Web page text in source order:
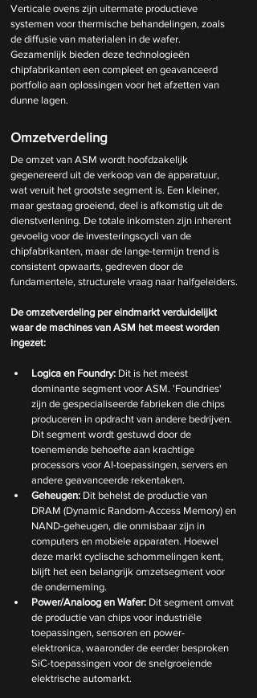
Verticale ovens zijn uitermate productieve
systemen voor thermische behandelingen, zoals
de diffusie van materialen in de wafer.
Gezamenlijk bieden deze technologieën
chipfabrikanten een compleet en geavanceerd
portfolio aan oplossingen voor het afzetten van
dunne lagen.
Omzetverdeling
De omzet van ASM wordt hoofdzakelijk
gegenereerd uit de verkoop van de apparatuur,
wat veruit het grootste segment is. Een kleiner,
maar gestaag groeiend, deel is afkomstig uit de
dienstverlening. De totale inkomsten zijn inherent
gevoelig voor de investeringscycli van de
chipfabrikanten, maar de lange-termijn trend is
consistent opwaarts, gedreven door de
fundamentele, structurele vraag naar halfgeleiders.
De omzetverdeling per eindmarkt verduidelijkt
waar de machines van ASM het meest worden
ingezet:
Logica en Foundry: Dit is het meest
dominante segment voor ASM. 'Foundries'
zijn de gespecialiseerde fabrieken die chips
produceren in opdracht van andere bedrijven.
Dit segment wordt gestuwd door de
toenemende behoefte aan krachtige
processors voor AI-toepassingen, servers en
andere geavanceerde rekentaken.
Geheugen: Dit behelst de productie van
DRAM (Dynamic Random-Access Memory) en
NAND-geheugen, die onmisbaar zijn in
computers en mobiele apparaten. Hoewel
deze markt cyclische schommelingen kent,
blijft het een belangrijk omzetsegment voor
de onderneming.
Power/Analoog en Wafer: Dit segment omvat
de productie van chips voor industriële
toepassingen, sensoren en power-
elektronica, waaronder de eerder besproken
SiC-toepassingen voor de snelgroeiende
elektrische automarkt.